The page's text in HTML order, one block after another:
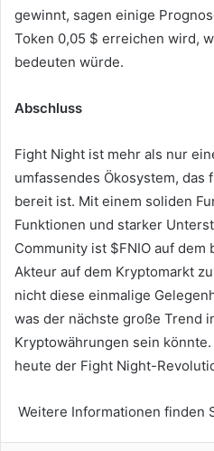
gewinnt, sagen einige
Token 0,05 $ erreichen wird,
bedeuten würde.
Abschluss
Fight Night ist mehr als nur
umfassendes Ökosystem, das
bereit ist. Mit einem soliden
Funktionen und starker
Community ist $FNIO auf
Akteur auf dem Kryptomarkt
nicht diese einmalige
was der nächste große Trend
Kryptowährungen sein
heute der Fight Night-
Weitere Informationen finden